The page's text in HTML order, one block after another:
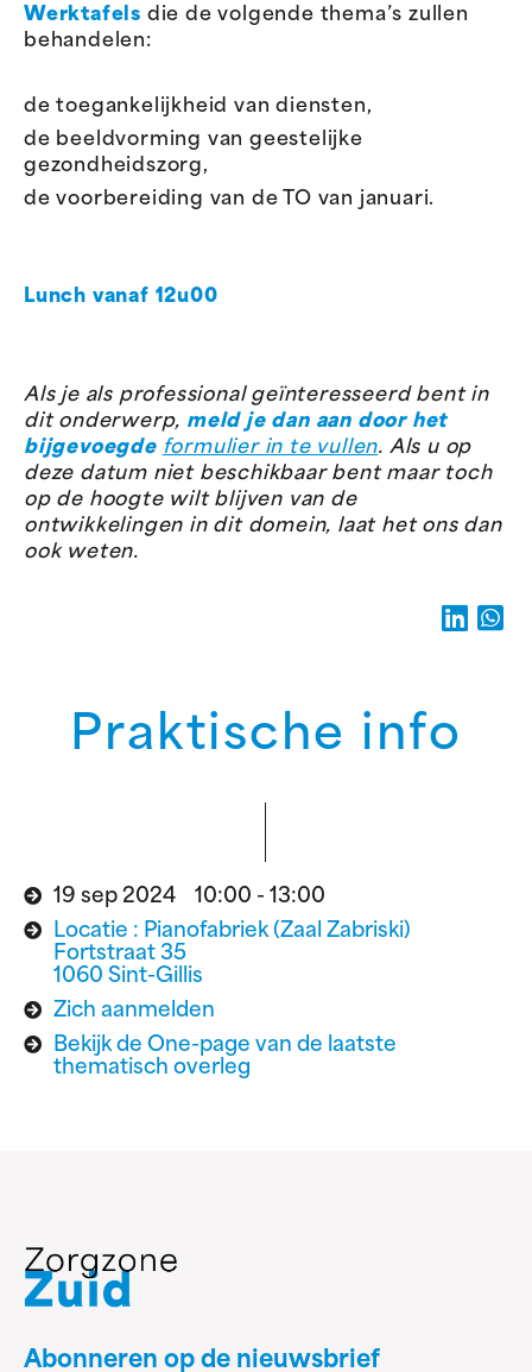
Werktafels die de volgende thema’s zullen
behandelen:
de toegankelijkheid van diensten,
de beeldvorming van geestelijke
gezondheidszorg,
de voorbereiding van de TO van januari.
Lunch vanaf 12u00
Als je als professional geïnteresseerd bent in
dit onderwerp, meld je dan aan door het
bijgevoegde formulier in te vullen. Als u op
deze datum niet beschikbaar bent maar toch
op de hoogte wilt blijven van de
ontwikkelingen in dit domein, laat het ons dan
ook weten.
Praktische info
19 sep 2024 10:00 - 13:00
Locatie : Pianofabriek (Zaal Zabriski)
Fortstraat 35
1060 Sint-Gillis
Zich aanmelden
Bekijk de One-page van de laatste
thematisch overleg
Abonneren op de nieuwsbrief